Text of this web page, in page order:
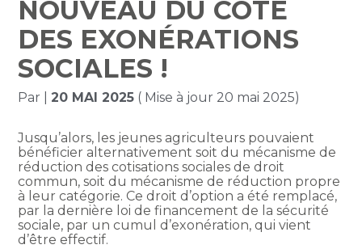
NOUVEAU DU CÔTÉ
DES EXONÉRATIONS
SOCIALES !
Par |20 MAI 2025 ( Mise à jour 20 mai 2025)
Jusqu’alors, les jeunes agriculteurs pouvaient
bénéficier alternativement soit du mécanisme de
réduction des cotisations sociales de droit
commun, soit du mécanisme de réduction propre
à leur catégorie. Ce droit d’option a été remplacé,
par la dernière loi de financement de la sécurité
sociale, par un cumul d’exonération, qui vient
d’être effectif.